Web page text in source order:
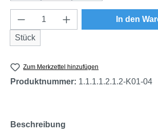
Produkt Anzahl: Gib den
Stück
In den
Zum Merkzettel hinzufügen
Produktnummer: 1.1.1.1.2.1.2-K01-04
Beschreibung